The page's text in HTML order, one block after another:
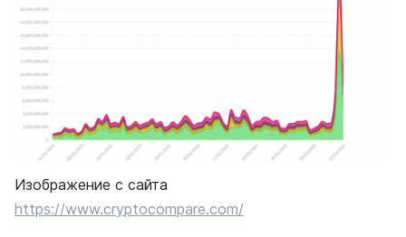
Изображение с сайта
https://www.cryptocompare.com/